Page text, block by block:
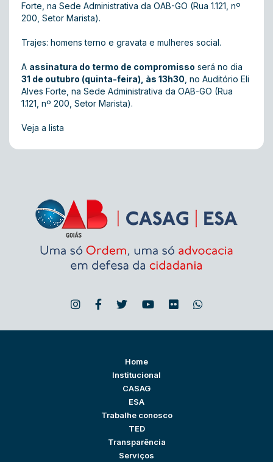
Forte, na Sede Administrativa da OAB-GO (Rua 1.121, nº
200, Setor Marista).
Trajes: homens terno e gravata e mulheres social.
A assinatura do termo de compromisso será no dia
31 de outubro (quinta-feira), às 13h30 , no Auditório Eli
Alves Forte, na Sede Administrativa da OAB-GO (Rua
1.121, nº 200, Setor Marista).
Veja a lista
Home
Institucional
CASAG
ESA
Trabalhe conosco
TED
Transparência
Serviços